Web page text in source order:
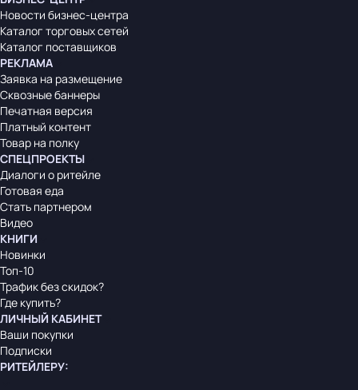
Новости бизнес-центра
Каталог торговых сетей
Каталог поставщиков
РЕКЛАМА
Заявка на размещение
Сквозные баннеры
Печатная версия
Платный контент
Товар на полку
СПЕЦПРОЕКТЫ
Диалоги о ритейле
Готовая еда
Стать партнером
Видео
КНИГИ
Новинки
Топ-10
Трафик без скидок?
Где купить?
ЛИЧНЫЙ КАБИНЕТ
Ваши покупки
Подписки
РИТЕЙЛЕРУ: